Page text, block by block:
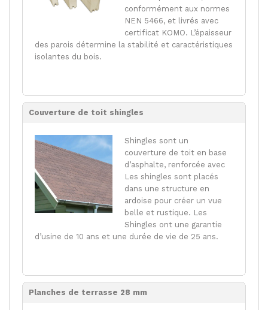
conformément aux normes
NEN 5466, et livrés avec
certificat KOMO. L’épaisseur
des parois détermine la stabilité et caractéristiques
isolantes du bois.
Couverture de toit shingles
Shingles sont un
couverture de toit en base
d’asphalte, renforcée avec
Les shingles sont placés
dans une structure en
ardoise pour créer un vue
belle et rustique. Les
Shingles ont une garantie
d’usine de 10 ans et une durée de vie de 25 ans.
Planches de terrasse 28 mm